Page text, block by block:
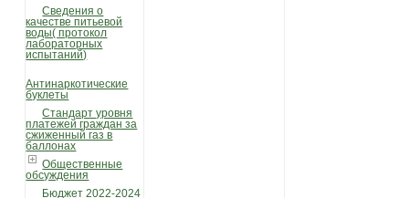
Сведения о
качестве питьевой
воды( протокол
лабораторных
испытаний)
Антинаркотические
буклеты
Стандарт уровня
платежей граждан за
сжиженный газ в
баллонах
Общественные
обсуждения
Бюджет 2022-2024